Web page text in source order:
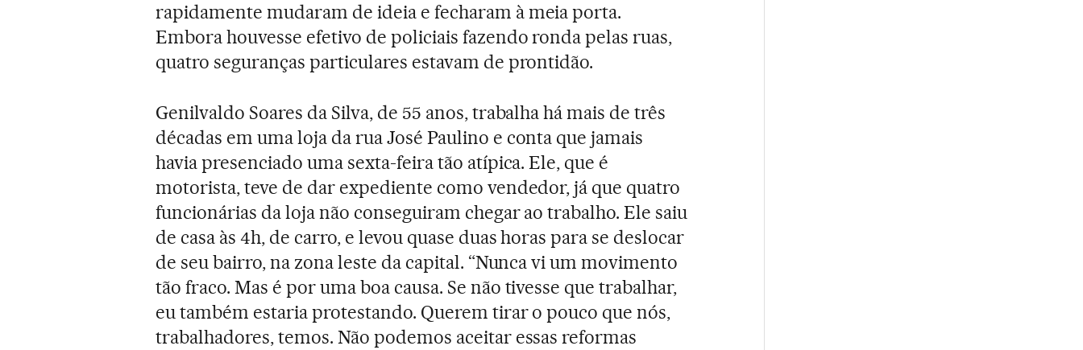
rapidamente mudaram de ideia e fecharam à meia porta.
Embora houvesse efetivo de policiais fazendo ronda pelas ruas,
quatro seguranças particulares estavam de prontidão.
Genilvaldo Soares da Silva, de 55 anos, trabalha há mais de três
décadas em uma loja da rua José Paulino e conta que jamais
havia presenciado uma sexta-feira tão atípica. Ele, que é
motorista, teve de dar expediente como vendedor, já que quatro
funcionárias da loja não conseguiram chegar ao trabalho. Ele saiu
de casa às 4h, de carro, e levou quase duas horas para se deslocar
de seu bairro, na zona leste da capital. “Nunca vi um movimento
tão fraco. Mas é por uma boa causa. Se não tivesse que trabalhar,
eu também estaria protestando. Querem tirar o pouco que nós,
trabalhadores, temos. Não podemos aceitar essas reformas